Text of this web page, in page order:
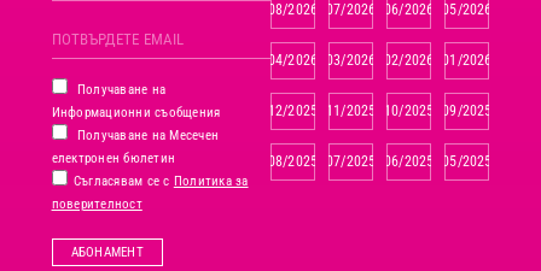
Получаване на
Информационни съобщения
Получаване на Месечен
електронен бюлетин
Съгласявам се с Политика за
поверителност
АБОНАМЕНТ
08/2026 07/2026 06/2026 05/2026
04/2026 03/2026 02/2026 01/2026
12/2025 11/2025 10/2025 09/2025
08/2025 07/2025 06/2025 05/2025